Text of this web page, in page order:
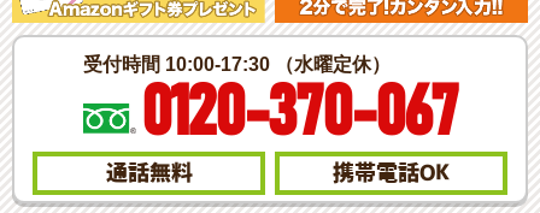
受付時間 10:00-17:30 （水曜定休）
0120-370-067
通話無料 携帯電話OK